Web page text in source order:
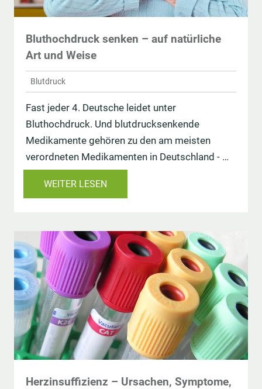
Bluthochdruck senken – auf natürliche
Art und Weise
Blutdruck
Fast jeder 4. Deutsche leidet unter
Bluthochdruck. Und blutdrucksenkende
Medikamente gehören zu den am meisten
verordneten Medikamenten in Deutschland - …
WEITER LESEN
Herzinsuffizienz – Ursachen, Symptome,